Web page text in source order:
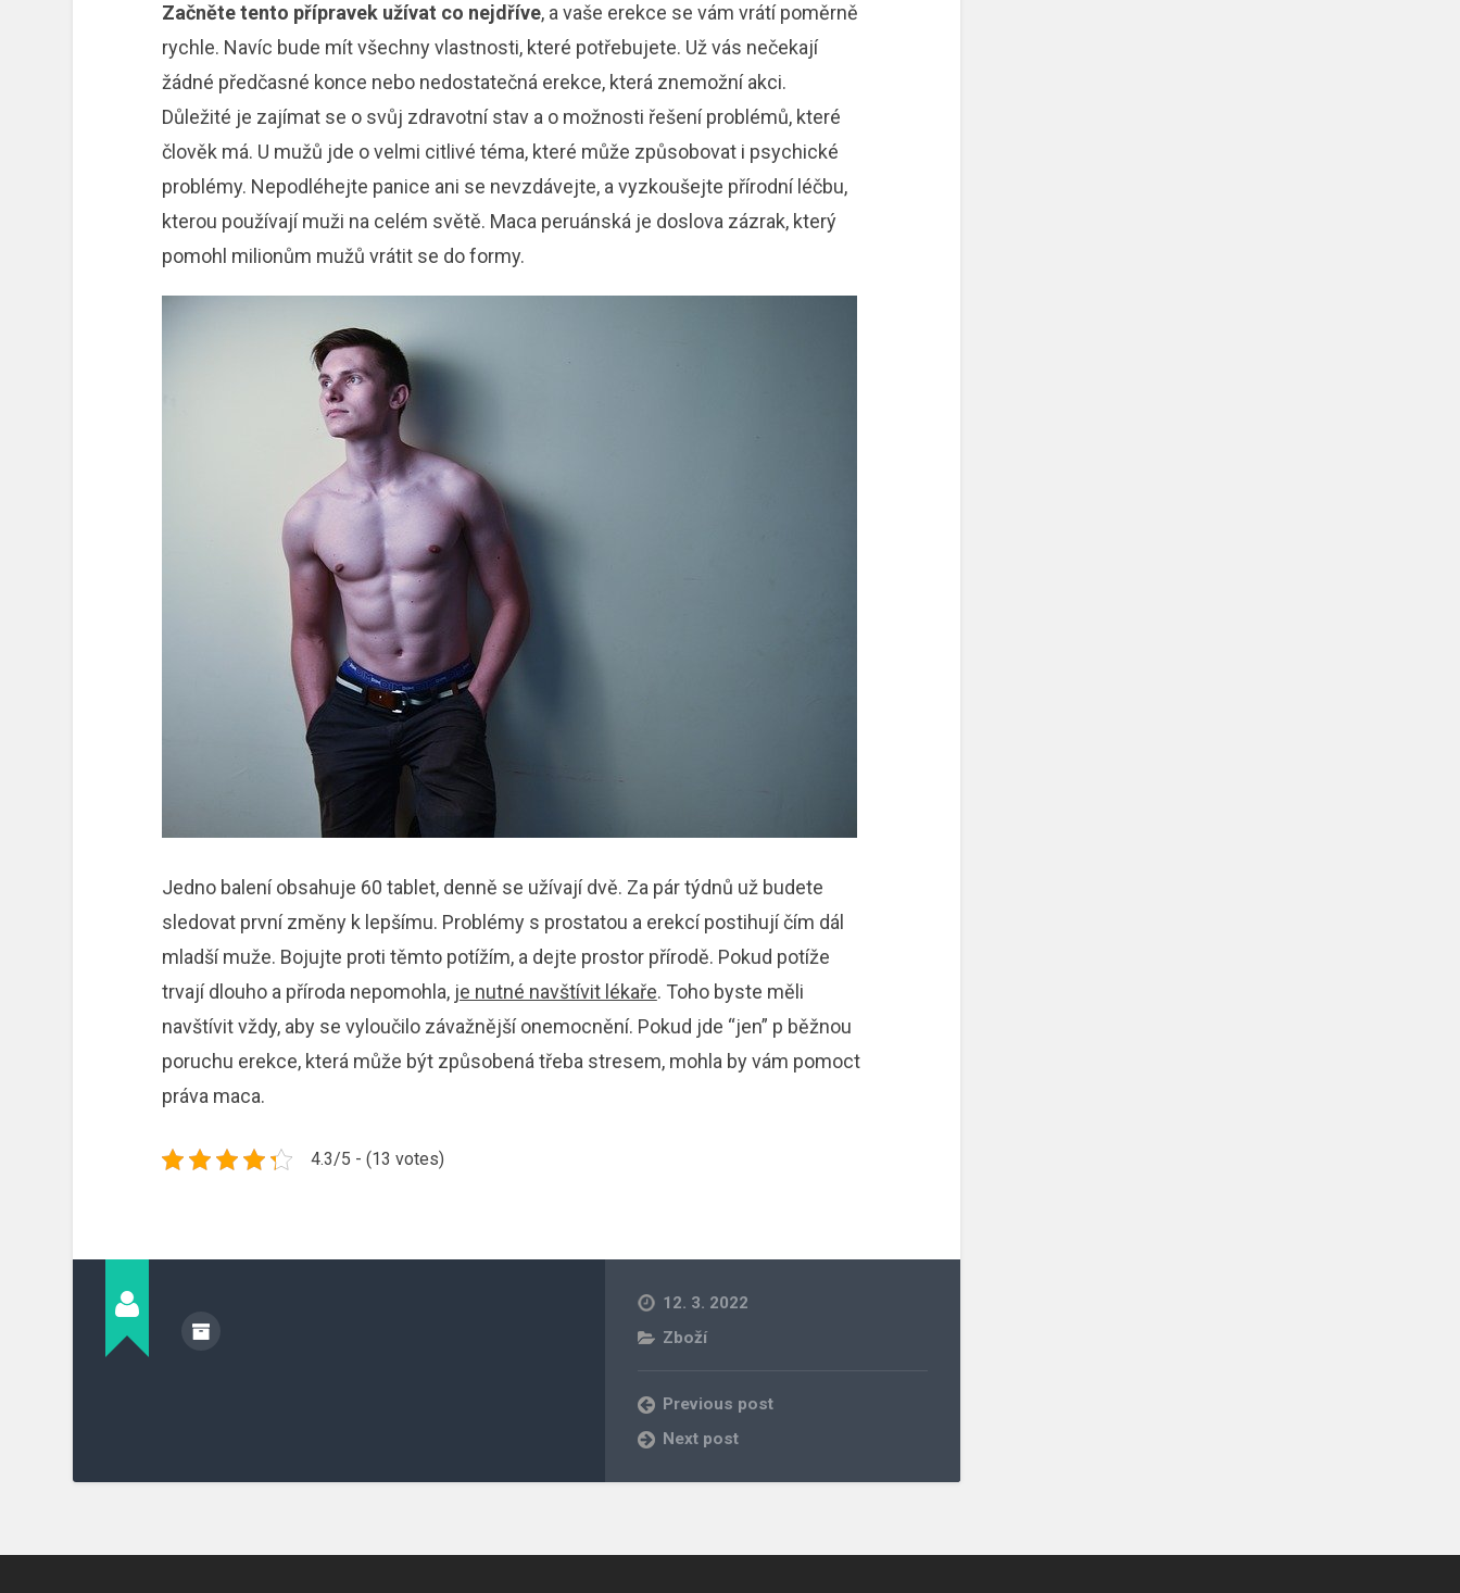
Začněte tento přípravek užívat co nejdříve, a vaše erekce se vám vrátí poměrně
rychle. Navíc bude mít všechny vlastnosti, které potřebujete. Už vás nečekají
žádné předčasné konce nebo nedostatečná erekce, která znemožní akci.
Důležité je zajímat se o svůj zdravotní stav a o možnosti řešení problémů, které
člověk má. U mužů jde o velmi citlivé téma, které může způsobovat i psychické
problémy. Nepodléhejte panice ani se nevzdávejte, a vyzkoušejte přírodní léčbu,
kterou používají muži na celém světě. Maca peruánská je doslova zázrak, který
pomohl milionům mužů vrátit se do formy.
Jedno balení obsahuje 60 tablet, denně se užívají dvě. Za pár týdnů už budete
sledovat první změny k lepšímu. Problémy s prostatou a erekcí postihují čím dál
mladší muže. Bojujte proti těmto potížím, a dejte prostor přírodě. Pokud potíže
trvají dlouho a příroda nepomohla, je nutné navštívit lékaře. Toho byste měli
navštívit vždy, aby se vyloučilo závažnější onemocnění. Pokud jde “jen” p běžnou
poruchu erekce, která může být způsobená třeba stresem, mohla by vám pomoct
práva maca.
4.3/5 - (13 votes)
12. 3. 2022
Zboží
Previous post
Next post